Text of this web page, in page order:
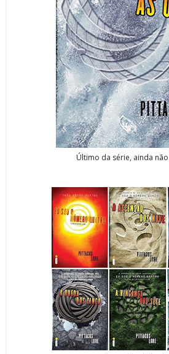
Último da série, ainda